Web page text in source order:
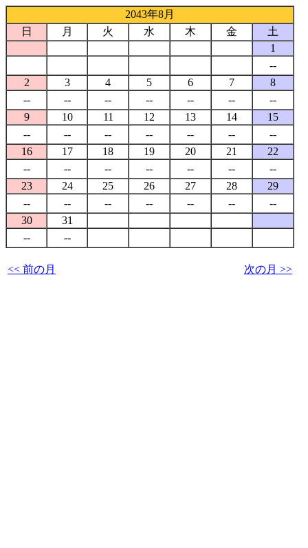
2043年8月
日
月 火 水 木 金
土
1
--
2
3 4 5 6 7
8
--
-- -- -- -- --
--
9
10 11 12 13 14
15
--
-- -- -- -- --
--
16
17 18 19 20 21
22
--
-- -- -- -- --
--
23
24 25 26 27 28
29
--
-- -- -- -- --
--
30
31
--
--
<< 前の月 次の月 >>